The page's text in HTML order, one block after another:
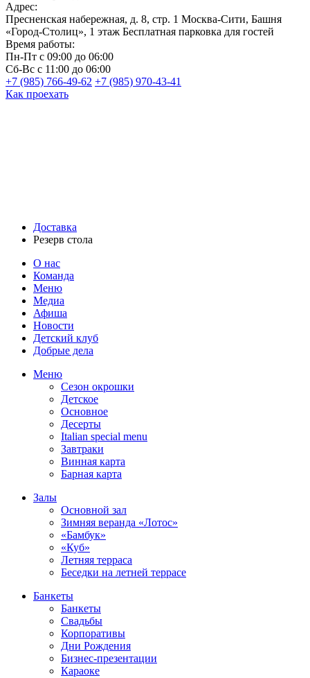
Адрес:
Пресненская набережная, д. 8, стр. 1 Москва-Сити, Башня
«Город-Столиц», 1 этаж Бесплатная парковка для гостей
Время работы:
Пн-Пт с 09:00 до 06:00
Сб-Вс с 11:00 до 06:00
+7 (985) 766-49-62 +7 (985) 970-43-41
Как проехать
Доставка
Резерв стола
О нас
Команда
Меню
Медиа
Афиша
Новости
Детский клуб
Добрые дела
Меню
Сезон окрошки
Детское
Основное
Десерты
Italian special menu
Завтраки
Винная карта
Барная карта
Залы
Основной зал
Зимняя веранда «Лотос»
«Бамбук»
«Куб»
Летняя терраса
Беседки на летней террасе
Банкеты
Банкеты
Свадьбы
Корпоративы
Дни Рождения
Бизнес-презентации
Караоке